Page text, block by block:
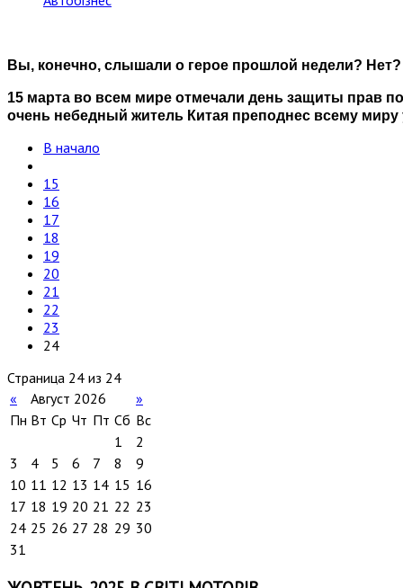
Вы, конечно, слышали о герое прошлой недели?
15 марта во всем мире отмечали день защиты прав
очень небедный житель Китая преподнес всему миру
В начало
15
16
17
18
19
20
21
22
23
24
Страница 24 из 24
«
Август 2026
»
Пн Вт Ср Чт Пт Сб Вс
1
2
3
4 5 6 7 8
9
10 11 12 13 14 15 16
17 18 19 20 21 22 23
24 25 26 27 28 29 30
31